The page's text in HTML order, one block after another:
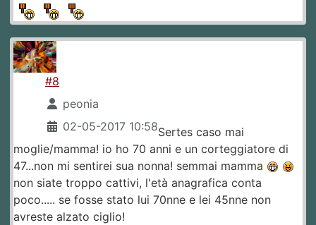
#8
peonia
02-05-2017 10:58Sertes caso mai
moglie/mamma! io ho 70 anni e un corteggiatore di
47...non mi sentirei sua nonna! semmai mamma
non siate troppo cattivi, l'età anagrafica conta
poco..... se fosse stato lui 70nne e lei 45nne non
avreste alzato ciglio!